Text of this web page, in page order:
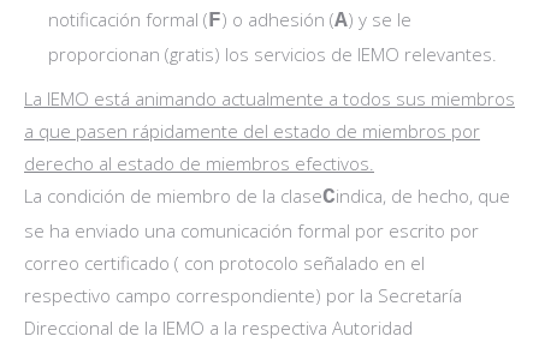
notificación formal (F) o adhesión (A) y se le
proporcionan (gratis) los servicios de IEMO relevantes.
La IEMO está animando actualmente a todos sus miembros
a que pasen rápidamente del estado de miembros por
derecho al estado de miembros efectivos.
La condición de miembro de la claseCindica, de hecho, que
se ha enviado una comunicación formal por escrito por
correo certificado ( con protocolo señalado en el
respectivo campo correspondiente) por la Secretaría
Direccional de la IEMO a la respectiva Autoridad